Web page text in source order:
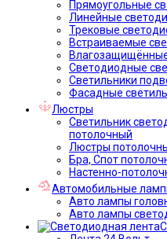
Прямоугольные
Линейные
Трековые
Встраиваемые
Светодиодные
Светильники
Фасадные
Люстры
Светильник
потолочный
Люстры
Бра, Спот
Настенно-
Автомобильные
Авто лампы
Авто лампы